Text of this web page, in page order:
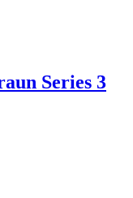
Series 3